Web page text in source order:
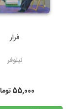
فرار
نیلوفر
55,000